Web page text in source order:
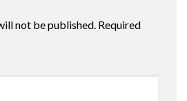
not be published. Required